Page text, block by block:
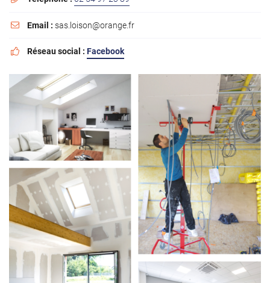
 Email : sas.loison@orange.fr
 Réseau social : Facebook